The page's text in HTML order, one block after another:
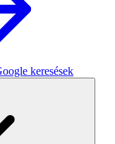
keresések